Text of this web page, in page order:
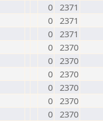
0 2371
0 2371
0 2371
0 2370
0 2370
0 2370
0 2370
0 2370
0 2370